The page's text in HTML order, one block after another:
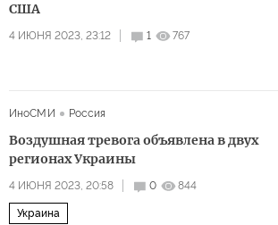
США
4 ИЮНЯ 2023, 23:12 1 767
ИноСМИ Россия
Воздушная тревога объявлена в двух
регионах Украины
4 ИЮНЯ 2023, 20:58 0 844
Украина